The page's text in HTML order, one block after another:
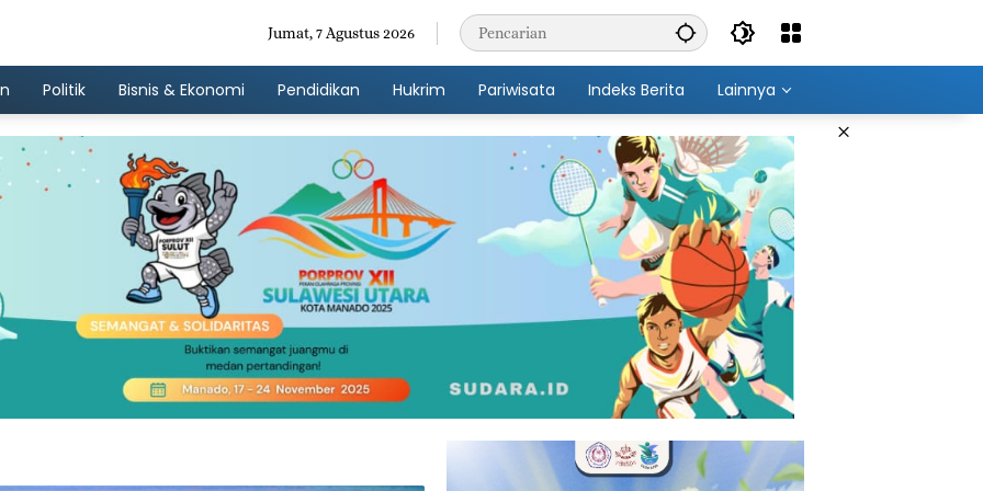
Jumat, 7 Agustus 2026
Politik Bisnis & Ekonomi Pendidikan Hukrim Pariwisata Indeks Berita Lainnya
×